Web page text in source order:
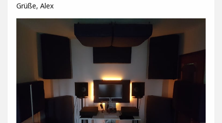
Grüße, Alex